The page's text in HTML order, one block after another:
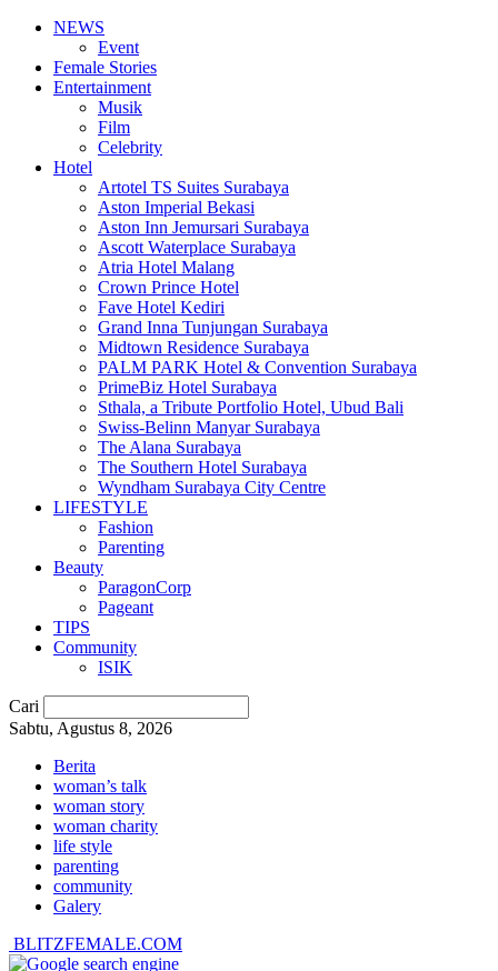
NEWS
Event
Female Stories
Entertainment
Musik
Film
Celebrity
Hotel
Artotel TS Suites Surabaya
Aston Imperial Bekasi
Aston Inn Jemursari Surabaya
Ascott Waterplace Surabaya
Atria Hotel Malang
Crown Prince Hotel
Fave Hotel Kediri
Grand Inna Tunjungan Surabaya
Midtown Residence Surabaya
PALM PARK Hotel & Convention Surabaya
PrimeBiz Hotel Surabaya
Sthala, a Tribute Portfolio Hotel, Ubud Bali
Swiss-Belinn Manyar Surabaya
The Alana Surabaya
The Southern Hotel Surabaya
Wyndham Surabaya City Centre
LIFESTYLE
Fashion
Parenting
Beauty
ParagonCorp
Pageant
TIPS
Community
ISIK
Cari
Sabtu, Agustus 8, 2026
Berita
woman’s talk
woman story
woman charity
life style
parenting
community
Galery
BLITZFEMALE.COM